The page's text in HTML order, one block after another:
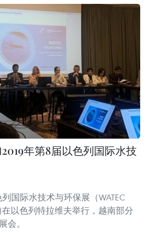
年第8届以色列国际水技
国际水技术与环保展（WATEC
在以色列特拉维夫举行，越南部分
会。